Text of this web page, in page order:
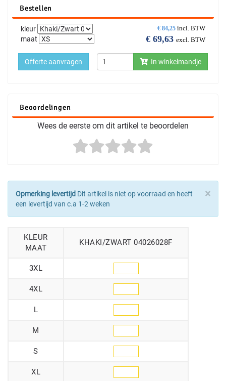
Bestellen
€ 84,25 incl. BTW
€ 69,63 excl. BTW
kleur
maat
In winkelmandje
Offerte aanvragen
Beoordelingen
Wees de eerste om dit artikel te beoordelen
×
Opmerking levertijd Dit artikel is niet op voorraad en heeft
een levertijd van c.a 1-2 weken
KLEUR
MAAT
KHAKI/ZWART 04026028F
3XL
4XL
L
M
S
XL